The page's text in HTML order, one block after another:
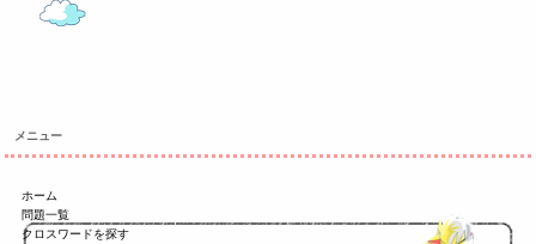
メニュー
ホーム
問題一覧
クロスワードを探す